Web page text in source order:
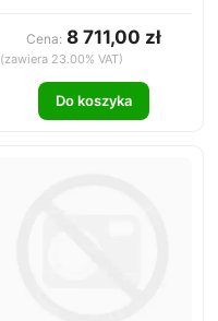
Cena: 8 711,00 zł
(zawiera 23.00% VAT)
Do koszyka